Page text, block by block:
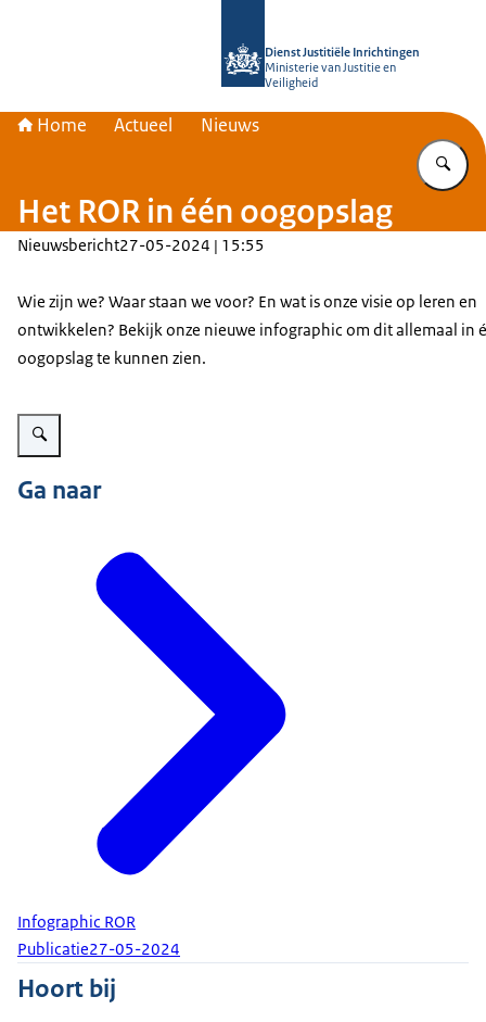
Dienst Justitiële Inrichtingen
Ministerie van Justitie en
Veiligheid
Home Actueel Nieuws
Het ROR in één oogopslag
Nieuwsbericht27-05-2024 | 15:55
Wie zijn we? Waar staan we voor? En wat is onze visie op leren en
ontwikkelen? Bekijk onze nieuwe infographic om dit allemaal in
oogopslag te kunnen zien.
Vergroot afbeelding Infographic ROR
Ga naar
Infographic ROR
Publicatie27-05-2024
Hoort bij